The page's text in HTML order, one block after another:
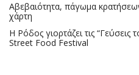
Αβεβαιότητα, πάγωμα
χάρτη
Η Ρόδος γιορτάζει τις
Street Food Festival